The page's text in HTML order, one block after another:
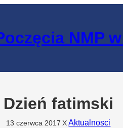
NMP
Dzień fatimski
13 czerwca 2017 X Aktualnosci